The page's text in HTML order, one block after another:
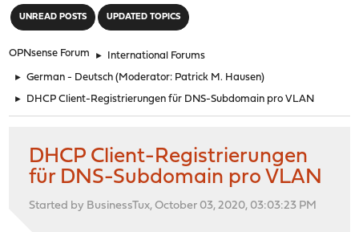
UNREAD POSTS UPDATED TOPICS
OPNsense Forum ► International Forums
► German - Deutsch (Moderator: Patrick M. Hausen)
► DHCP Client-Registrierungen für DNS-Subdomain pro VLAN
DHCP Client-Registrierungen
für DNS-Subdomain pro VLAN
Started by BusinessTux, October 03, 2020, 03:03:23 PM